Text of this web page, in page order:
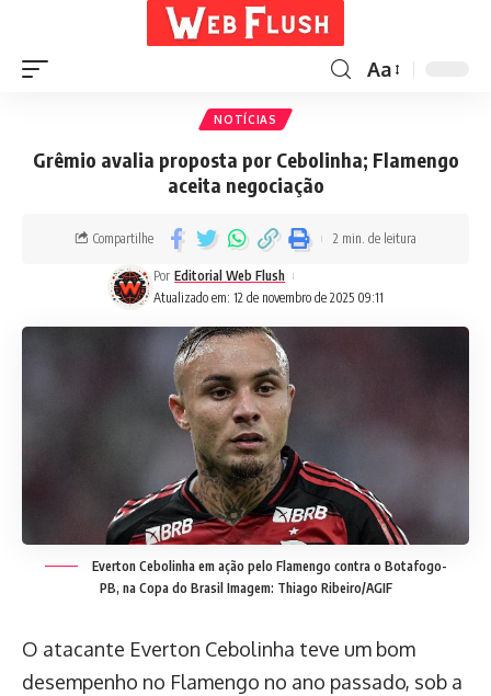
Aa
NOTÍCIAS
Grêmio avalia proposta por Cebolinha; Flamengo
aceita negociação
Atualizado em: 12 de novembro de 2025 09:11
Por Editorial Web Flush
Compartilhe 2 min. de leitura
Everton Cebolinha em ação pelo Flamengo contra o Botafogo-
PB, na Copa do Brasil Imagem: Thiago Ribeiro/AGIF
O atacante Everton Cebolinha teve um bom
desempenho no Flamengo no ano passado, sob a